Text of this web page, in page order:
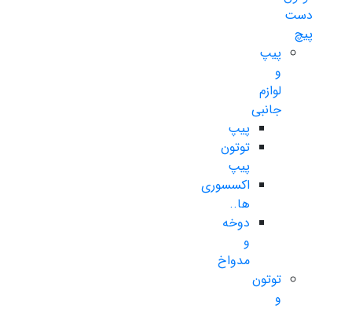
دست
پیچ
پیپ
و
لوازم
جانبی
پیپ
توتون
پیپ
اکسسوری
ها..
دوخه
و
مدواخ
توتون
و